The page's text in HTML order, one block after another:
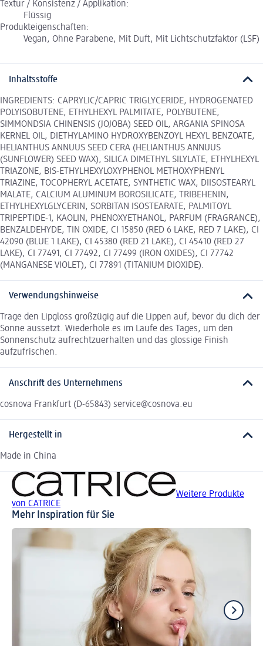
Textur / Konsistenz / Applikation:
Flüssig
Produkteigenschaften:
Vegan, Ohne Parabene, Mit Duft, Mit Lichtschutzfaktor (LSF)
Inhaltsstoffe
INGREDIENTS: CAPRYLIC/CAPRIC TRIGLYCERIDE, HYDROGENATED
POLYISOBUTENE, ETHYLHEXYL PALMITATE, POLYBUTENE,
SIMMONDSIA CHINENSIS (JOJOBA) SEED OIL, ARGANIA SPINOSA
KERNEL OIL, DIETHYLAMINO HYDROXYBENZOYL HEXYL BENZOATE,
HELIANTHUS ANNUUS SEED CERA (HELIANTHUS ANNUUS
(SUNFLOWER) SEED WAX), SILICA DIMETHYL SILYLATE, ETHYLHEXYL
TRIAZONE, BIS-ETHYLHEXYLOXYPHENOL METHOXYPHENYL
TRIAZINE, TOCOPHERYL ACETATE, SYNTHETIC WAX, DIISOSTEARYL
MALATE, CALCIUM ALUMINUM BOROSILICATE, TRIBEHENIN,
ETHYLHEXYLGLYCERIN, SORBITAN ISOSTEARATE, PALMITOYL
TRIPEPTIDE-1, KAOLIN, PHENOXYETHANOL, PARFUM (FRAGRANCE),
BENZALDEHYDE, TIN OXIDE, CI 15850 (RED 6 LAKE, RED 7 LAKE), CI
42090 (BLUE 1 LAKE), CI 45380 (RED 21 LAKE), CI 45410 (RED 27
LAKE), CI 77491, CI 77492, CI 77499 (IRON OXIDES), CI 77742
(MANGANESE VIOLET), CI 77891 (TITANIUM DIOXIDE).
Verwendungshinweise
Trage den Lipgloss großzügig auf die Lippen auf, bevor du dich der
Sonne aussetzt. Wiederhole es im Laufe des Tages, um den
Sonnenschutz aufrechtzuerhalten und das glossige Finish
aufzufrischen.
Anschrift des Unternehmens
cosnova Frankfurt (D-65843) service@cosnova.eu
Hergestellt in
Made in China
Weitere Produkte
von CATRICE
Mehr Inspiration für Sie